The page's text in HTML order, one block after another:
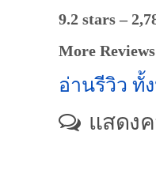
9.2 stars –
More Reviews
อ่านรีวิว ทั้
แสดง